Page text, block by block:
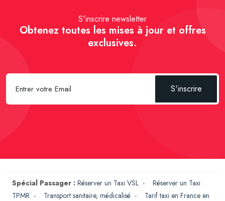
S'inscrire newsletter
Obtenez toutes les mises à jour et offres
exclusives.
S'inscrire
Spécial Passager : Réserver un Taxi VSL - Réserver un Taxi
TPMR - Transport sanitaire, médicalisé - Tarif taxi en France en